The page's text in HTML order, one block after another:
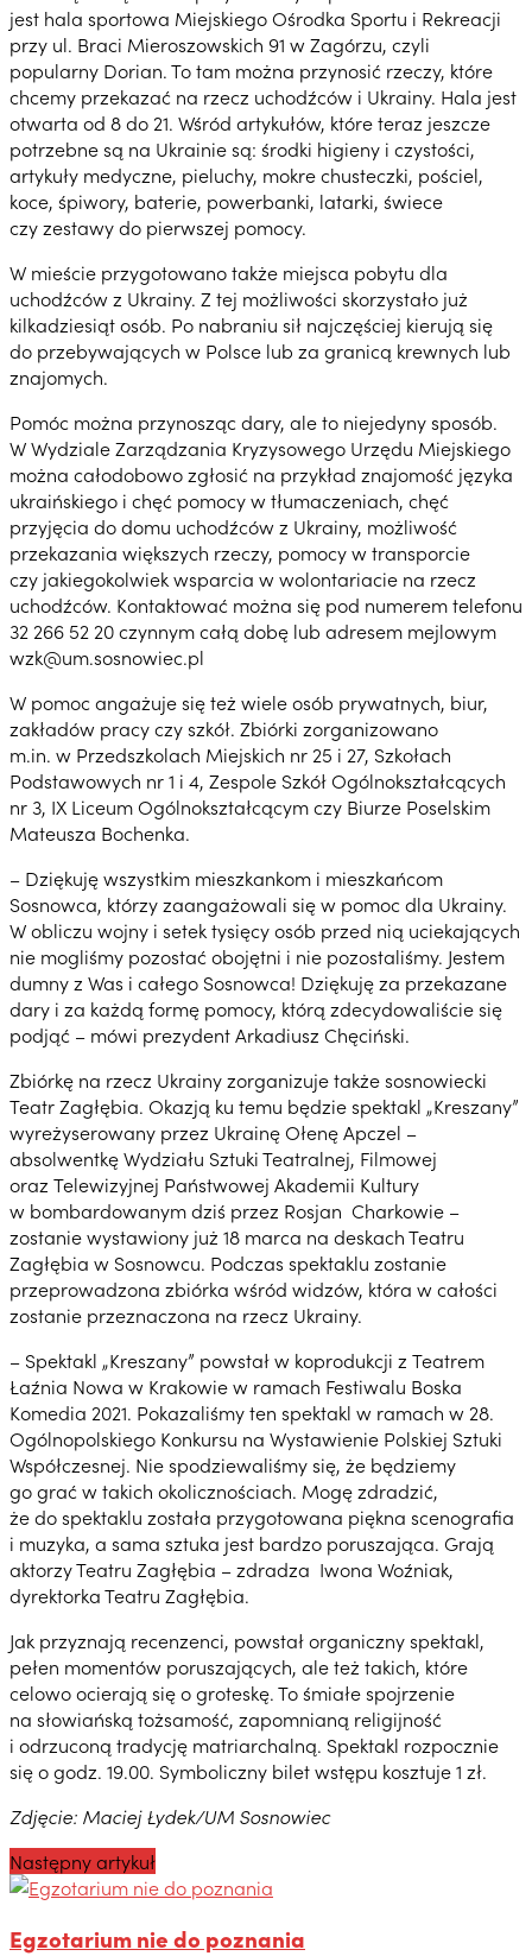
jest hala sportowa Miejskiego Ośrodka Sportu i Rekreacji
przy ul. Braci Mieroszowskich 91 w Zagórzu, czyli
popularny Dorian. To tam można przynosić rzeczy, które
chcemy przekazać na rzecz uchodźców i Ukrainy. Hala jest
otwarta od 8 do 21. Wśród artykułów, które teraz jeszcze
potrzebne są na Ukrainie są: środki higieny i czystości,
artykuły medyczne, pieluchy, mokre chusteczki, pościel,
koce, śpiwory, baterie, powerbanki, latarki, świece
czy zestawy do pierwszej pomocy.
W mieście przygotowano także miejsca pobytu dla
uchodźców z Ukrainy. Z tej możliwości skorzystało już
kilkadziesiąt osób. Po nabraniu sił najczęściej kierują się
do przebywających w Polsce lub za granicą krewnych lub
znajomych.
Pomóc można przynosząc dary, ale to niejedyny sposób.
W Wydziale Zarządzania Kryzysowego Urzędu Miejskiego
można całodobowo zgłosić na przykład znajomość języka
ukraińskiego i chęć pomocy w tłumaczeniach, chęć
przyjęcia do domu uchodźców z Ukrainy, możliwość
przekazania większych rzeczy, pomocy w transporcie
czy jakiegokolwiek wsparcia w wolontariacie na rzecz
uchodźców. Kontaktować można się pod numerem telefonu
32 266 52 20 czynnym całą dobę lub adresem mejlowym
wzk@um.sosnowiec.pl
W pomoc angażuje się też wiele osób prywatnych, biur,
zakładów pracy czy szkół. Zbiórki zorganizowano
m.in. w Przedszkolach Miejskich nr 25 i 27, Szkołach
Podstawowych nr 1 i 4, Zespole Szkół Ogólnokształcących
nr 3, IX Liceum Ogólnokształcącym czy Biurze Poselskim
Mateusza Bochenka.
– Dziękuję wszystkim mieszkankom i mieszkańcom
Sosnowca, którzy zaangażowali się w pomoc dla Ukrainy.
W obliczu wojny i setek tysięcy osób przed nią uciekających
nie mogliśmy pozostać obojętni i nie pozostaliśmy. Jestem
dumny z Was i całego Sosnowca! Dziękuję za przekazane
dary i za każdą formę pomocy, którą zdecydowaliście się
podjąć – mówi prezydent Arkadiusz Chęciński.
Zbiórkę na rzecz Ukrainy zorganizuje także sosnowiecki
Teatr Zagłębia. Okazją ku temu będzie spektakl „Kreszany”
wyreżyserowany przez Ukrainę Ołenę Apczel –
absolwentkę Wydziału Sztuki Teatralnej, Filmowej
oraz Telewizyjnej Państwowej Akademii Kultury
w bombardowanym dziś przez Rosjan Charkowie –
zostanie wystawiony już 18 marca na deskach Teatru
Zagłębia w Sosnowcu. Podczas spektaklu zostanie
przeprowadzona zbiórka wśród widzów, która w całości
zostanie przeznaczona na rzecz Ukrainy.
– Spektakl „Kreszany” powstał w koprodukcji z Teatrem
Łaźnia Nowa w Krakowie w ramach Festiwalu Boska
Komedia 2021. Pokazaliśmy ten spektakl w ramach w 28.
Ogólnopolskiego Konkursu na Wystawienie Polskiej Sztuki
Współczesnej. Nie spodziewaliśmy się, że będziemy
go grać w takich okolicznościach. Mogę zdradzić,
że do spektaklu została przygotowana piękna scenografia
i muzyka, a sama sztuka jest bardzo poruszająca. Grają
aktorzy Teatru Zagłębia – zdradza Iwona Woźniak,
dyrektorka Teatru Zagłębia.
Jak przyznają recenzenci, powstał organiczny spektakl,
pełen momentów poruszających, ale też takich, które
celowo ocierają się o groteskę. To śmiałe spojrzenie
na słowiańską tożsamość, zapomnianą religijność
i odrzuconą tradycję matriarchalną. Spektakl rozpocznie
się o godz. 19.00. Symboliczny bilet wstępu kosztuje 1 zł.
Zdjęcie: Maciej Łydek/UM Sosnowiec
Następny artykuł
Egzotarium nie do poznania